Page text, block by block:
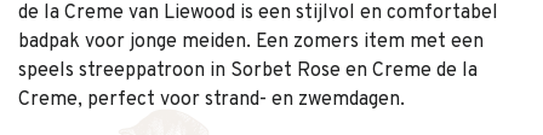
de la Creme van Liewood is een stijlvol en comfortabel
badpak voor jonge meiden. Een zomers item met een
speels streeppatroon in Sorbet Rose en Creme de la
Creme, perfect voor strand- en zwemdagen.